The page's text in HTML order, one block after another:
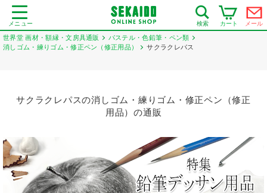
メニュー 検索 カート メール
世界堂 画材・額縁・文房具通販
パステル・色鉛筆・ペン類
消しゴム・練りゴム・修正ペン（修正用品）
サクラクレパス
サクラクレパスの消しゴム・練りゴム・修正ペン（修正
用品）の通販